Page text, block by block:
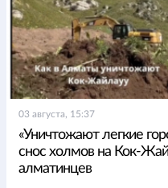
03 августа, 15:37
«Уничтожают легкие
снос холмов на Кок-
алматинцев